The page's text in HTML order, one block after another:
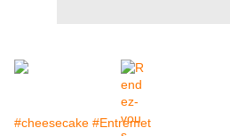
#cheesecake #Entremet